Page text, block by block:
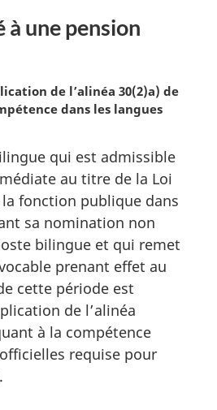
une pension
de l’alinéa 30(2)a) de
dans les langues
qui est admissible
au titre de la Loi
fonction publique dans
sa nomination non
bilingue et qui remet
prenant effet au
cette période est
de l’alinéa
à la compétence
requise pour